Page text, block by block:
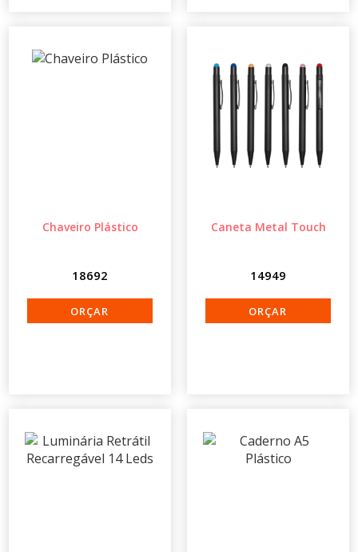
Chaveiro Plástico
18692
Caneta Metal Touch
14949